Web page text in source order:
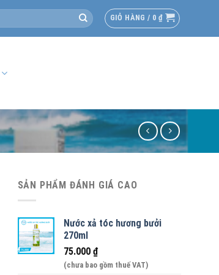
GIỎ HÀNG / 0 ₫
SẢN PHẨM ĐÁNH GIÁ CAO
Nước xả tóc hương bưởi
270ml
75.000 ₫
(chưa bao gồm thuế VAT)